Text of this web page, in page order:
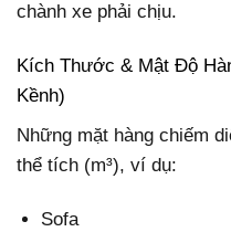
chành xe phải chịu.
Kích Thước & Mật Độ
Kềnh)
Những mặt hàng chiếm
thể tích (m³), ví dụ:
Sofa